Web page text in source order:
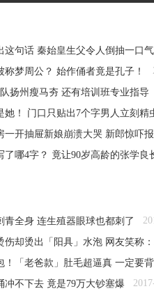
这句话 秦始皇生父令人倒抽一口气
称梦周公？ 始作俑者竟是孔子！
扬州瘦马夯 还有培训班专业指导
她！ 门口只贴出7个字男人立刻精
一开抽屉新娘崩溃大哭 新郎惊吓报
了哪4字？ 竟让90岁高龄的张学良
青全身 连生殖器眼球也都刺了
伤却烫出「阳具」水泡 网友笑称
！「老爸款」肚毛超逼真 一定要
冲不下去 竟是79万大钞塞爆